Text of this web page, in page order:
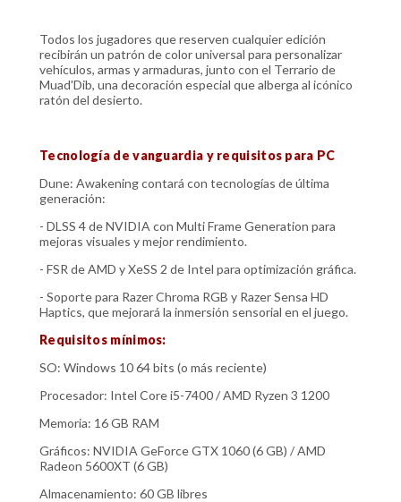
Todos los jugadores que reserven cualquier edición
recibirán un patrón de color universal para personalizar
vehículos, armas y armaduras, junto con el Terrario de
Muad'Dib, una decoración especial que alberga al icónico
ratón del desierto.
Tecnología de vanguardia y requisitos para PC
Dune: Awakening contará con tecnologías de última
generación:
- DLSS 4 de NVIDIA con Multi Frame Generation para
mejoras visuales y mejor rendimiento.
- FSR de AMD y XeSS 2 de Intel para optimización gráfica.
- Soporte para Razer Chroma RGB y Razer Sensa HD
Haptics, que mejorará la inmersión sensorial en el juego.
Requisitos mínimos:
SO: Windows 10 64 bits (o más reciente)
Procesador: Intel Core i5-7400 / AMD Ryzen 3 1200
Memoria: 16 GB RAM
Gráficos: NVIDIA GeForce GTX 1060 (6 GB) / AMD
Radeon 5600XT (6 GB)
Almacenamiento: 60 GB libres